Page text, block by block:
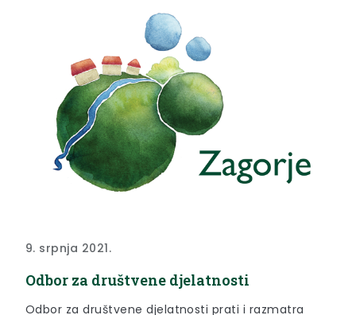
9. srpnja 2021.
Odbor za društvene djelatnosti
Odbor za društvene djelatnosti prati i razmatra